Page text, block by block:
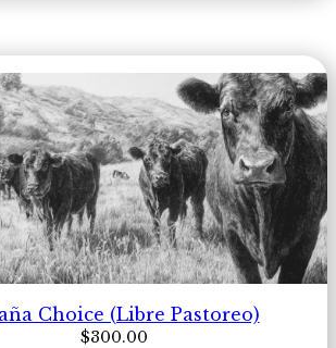
Choice (Libre Pastoreo)
$300.00